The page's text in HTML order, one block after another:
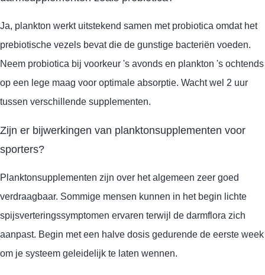
Ja, plankton werkt uitstekend samen met probiotica omdat het
prebiotische vezels bevat die de gunstige bacteriën voeden.
Neem probiotica bij voorkeur 's avonds en plankton 's ochtends
op een lege maag voor optimale absorptie. Wacht wel 2 uur
tussen verschillende supplementen.
Zijn er bijwerkingen van planktonsupplementen voor
sporters?
Planktonsupplementen zijn over het algemeen zeer goed
verdraagbaar. Sommige mensen kunnen in het begin lichte
spijsverteringssymptomen ervaren terwijl de darmflora zich
aanpast. Begin met een halve dosis gedurende de eerste week
om je systeem geleidelijk te laten wennen.